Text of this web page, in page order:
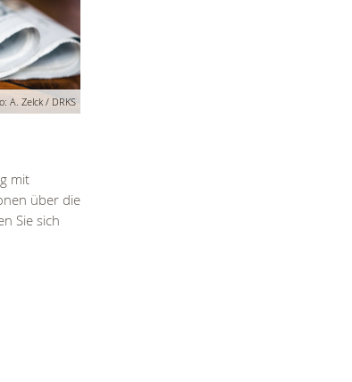
A. Zelck / DRKS
mit
über die
Sie sich